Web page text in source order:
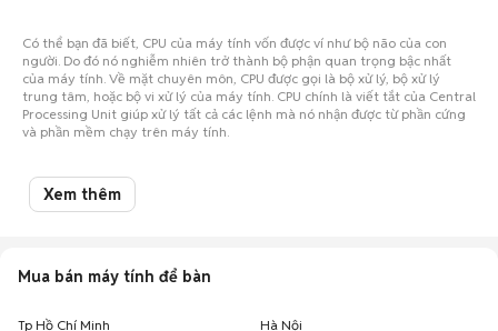
Có thể bạn đã biết, CPU của máy tính vốn được ví như bộ não của con
người. Do đó nó nghiễm nhiên trở thành bộ phận quan trọng bậc nhất
của máy tính. Về mặt chuyên môn, CPU được gọi là bộ xử lý, bộ xử lý
trung tâm, hoặc bộ vi xử lý của máy tính. CPU chính là viết tắt của Central
Processing Unit giúp xử lý tất cả các lệnh mà nó nhận được từ phần cứng
và phần mềm chạy trên máy tính.
Có 2 lý do chính đángđể người dùng mua đồ cũ nói chung, và những
người tìm mua CPU cũ nói riêng: thứ nhất là rẻ hơn, và thứ 2 là CPU mà
bạn đang tìm mua hãng đã dừng sản xuất, không thể mua mới trên thị
Xem thêm
Mua bán máy tính để bàn
Tp Hồ Chí Minh Hà Nội